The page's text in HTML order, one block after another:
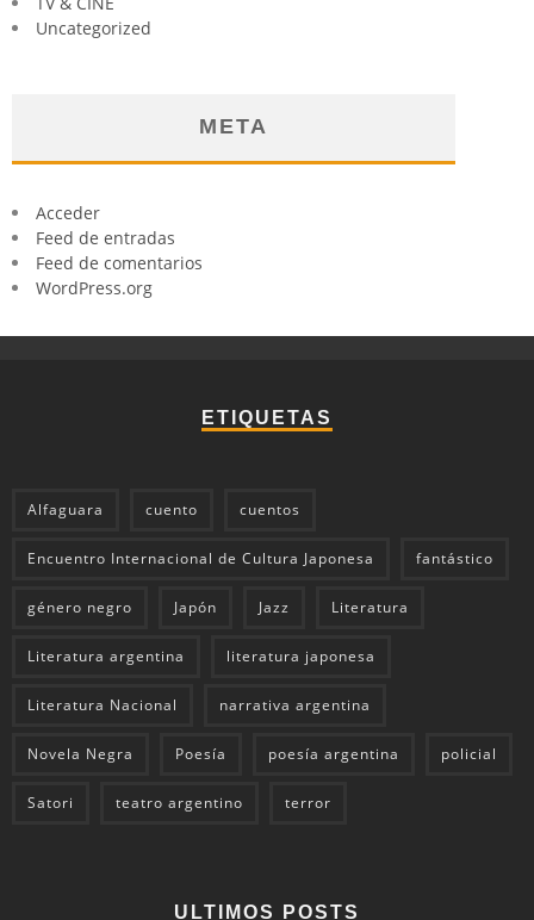
Uncategorized
META
Acceder
Feed de entradas
Feed de comentarios
WordPress.org
ETIQUETAS
Alfaguara cuento cuentos
Encuentro Internacional de Cultura Japonesa fantástico
género negro Japón Jazz Literatura
Literatura argentina literatura japonesa
Literatura Nacional narrativa argentina
Novela Negra Poesía poesía argentina policial
Satori teatro argentino terror
ULTIMOS POSTS